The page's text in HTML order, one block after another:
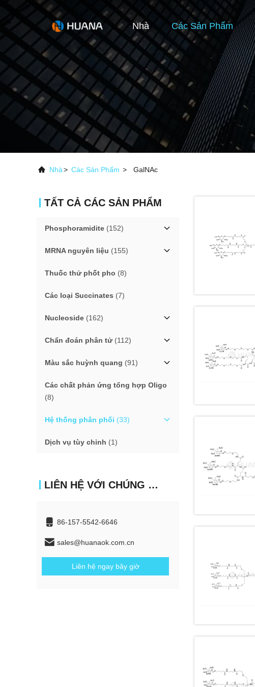
Nhà Các Sản Phẩm
Nhà> Các Sản Phẩm > GalNAc
TẤT CẢ CÁC SẢN PHẨM
Phosphoramidite (152)
MRNA nguyên liệu (155)
Thuốc thử phốt pho (8)
Các loại Succinates (7)
Nucleoside (162)
Chẩn đoán phân tử(112)
Màu sắc huỳnh quang (91)
Các chất phản ứng tổng hợp Oligo
(8)
Hệ thống phân phối (33)
Dịch vụ tùy chỉnh (1)
LIÊN HỆ VỚI CHÚNG TÔI
86-157-5542-6646
sales@huanaok.com.cn
Liên hệ ngay bây giờ